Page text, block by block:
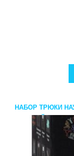
НАБОР ТРЮКИ
ГОЛУБОЙ